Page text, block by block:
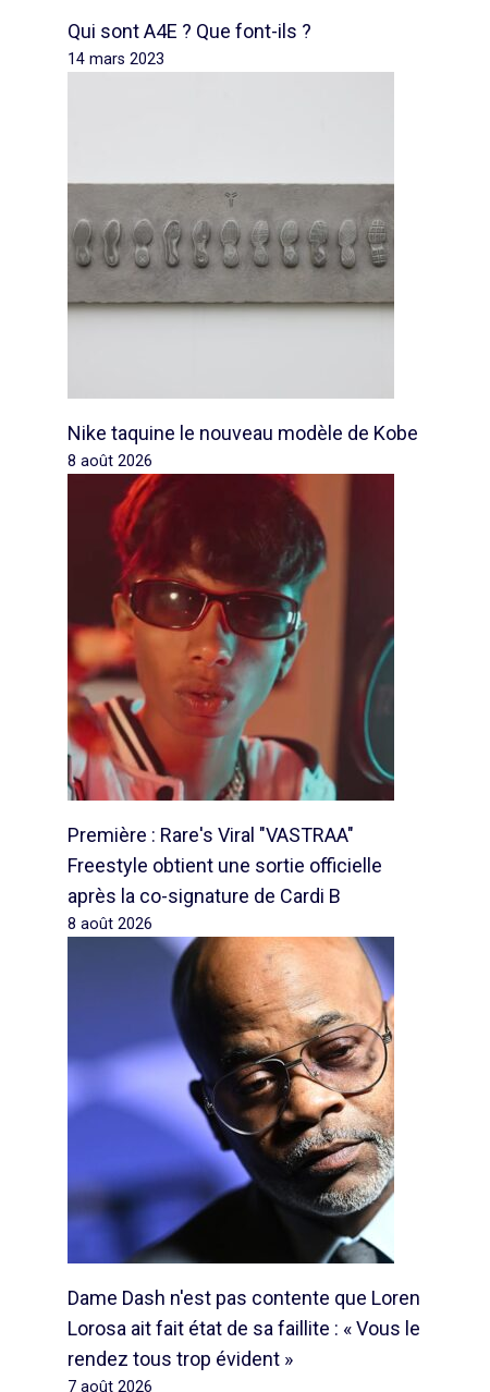
Qui sont A4E ? Que font-ils ?
14 mars 2023
Nike taquine le nouveau modèle de Kobe
8 août 2026
Première : Rare's Viral "VASTRAA"
Freestyle obtient une sortie officielle
après la co-signature de Cardi B
8 août 2026
Dame Dash n'est pas contente que Loren
Lorosa ait fait état de sa faillite : « Vous le
rendez tous trop évident »
7 août 2026